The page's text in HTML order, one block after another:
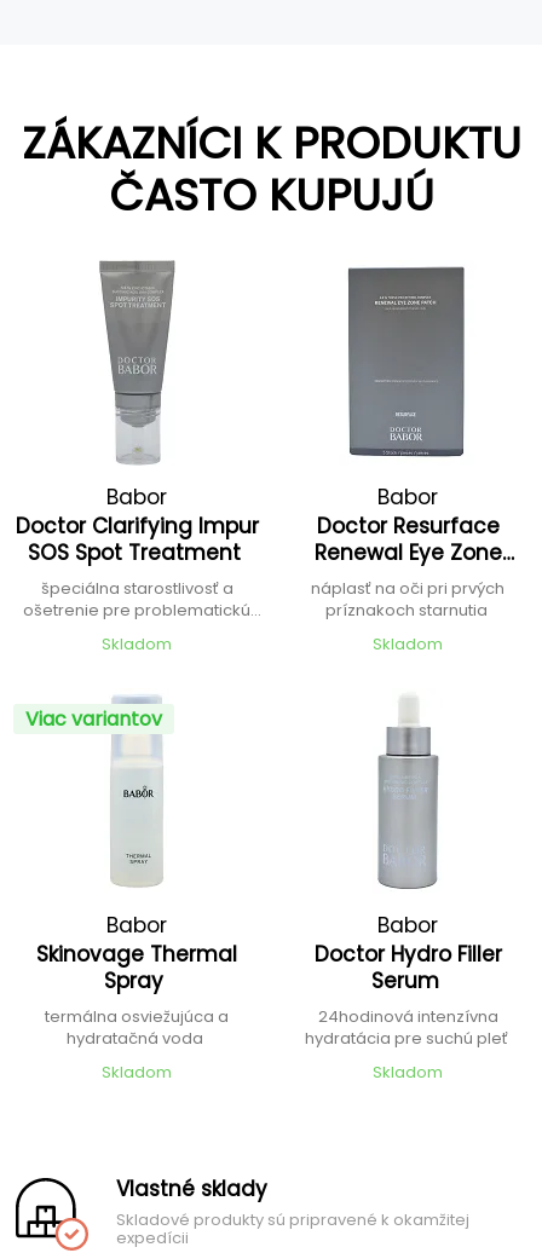
ZÁKAZNÍCI K PRODUKTU
ČASTO KUPUJÚ
Babor
Doctor Clarifying Impur
SOS Spot Treatment
špeciálna starostlivosť a
ošetrenie pre problematickú
Skladom
Babor
Doctor Resurface
Renewal Eye Zone
Patch
náplasť na oči pri prvých
príznakoch starnutia
Skladom
Viac variantov
Babor
Skinovage Thermal
Spray
termálna osviežujúca a
hydratačná voda
Skladom
Babor
Doctor Hydro Filler
Serum
24hodinová intenzívna
hydratácia pre suchú pleť
Skladom
Vlastné sklady
Skladové produkty sú pripravené k okamžitej
expedícii